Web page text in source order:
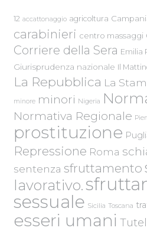
12 accattonaggio agricoltura
carabinieri centro massaggi
Corriere della Sera Emilia
Giurisprudenza nazionale Il
La Repubblica La
minore minori Nigeria
Normativa Regionale
prostituzione
Repressione Roma
sentenza sfruttamento
lavorativo.
sessuale Sicilia Toscana
esseri umani